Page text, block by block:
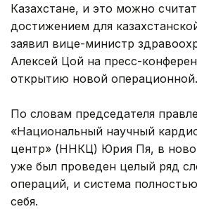
Казахстане, и это можно
достижением для
заявил вице-министр
Алексей Цой на пресс-
открытию новой операционной.
По словам председателя
«Национальный научный
центр» (ННКЦ) Юрия Пя, в
уже был проведен целый ряд
операций, и система
себя.